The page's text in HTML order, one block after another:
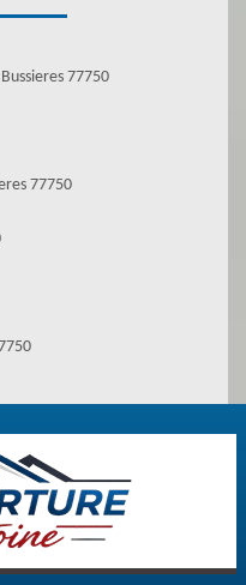
77750
77750